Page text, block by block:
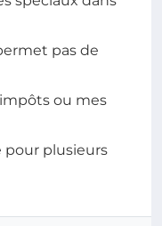
pas de
ou mes
pour plusieurs